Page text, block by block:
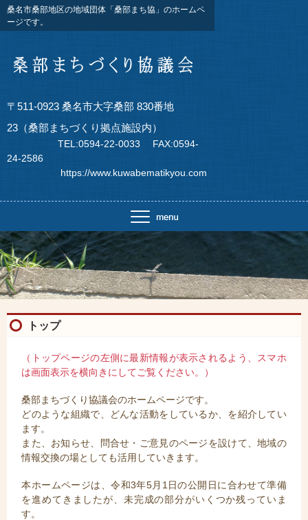
桑名市桑部地区の地域団体「桑部まち協」のホームペ
ージです。
〒511-0923 桑名市大字桑部 830番地
23（桑部まちづくり拠点施設内）
TEL:0594-22-0033 FAX:0594-
24-2586
https://www.kuwabematikyou.com
トップ
（トップページの左側に最新情報が表示されるよう、スマホ
は画面表示を横向きにしてご覧ください。）
桑部まちづくり協議会のホームページです。
どのような組織で、どんな活動をしているか、を紹介してい
ます。
また、お知らせ、問合せ・ご意見のページを設けて、地域の
情報交換の場としても活用していきます。
本ホームページは、令和3年5月1日の公開日に合わせて準備
を進めてきましたが、 未完成の部分がいくつか残っていま
す。